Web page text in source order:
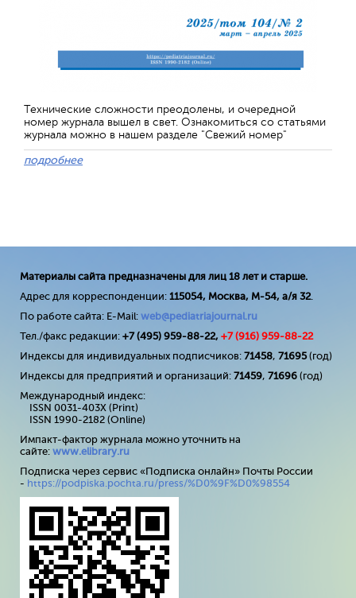
Технические сложности преодолены, и очередной
номер журнала вышел в свет. Ознакомиться со статьями
журнала можно в нашем разделе "Свежий номер"
подробнее
Материалы сайта предназначены для лиц 18 лет и старше.
Адрес для корреспонденции: 115054, Москва, М-54, а/я 32.
По работе сайта: E-Mail: web@pediatriajournal.ru
Тел./факс редакции: +7 (495) 959-88-22, +7 (916) 959-88-22
Индексы для индивидуальных подписчиков: 71458, 71695(год)
Индексы для предприятий и организаций: 71459, 71696 (год)
Международный индекс:
ISSN 0031-403X (Print)
ISSN 1990-2182 (Online)
Импакт-фактор журнала можно уточнить на
сайте: www.elibrary.ru
Подписка через сервис «Подписка онлайн» Почты России
- https://podpiska.pochta.ru/press/%D0%9F%D0%98554